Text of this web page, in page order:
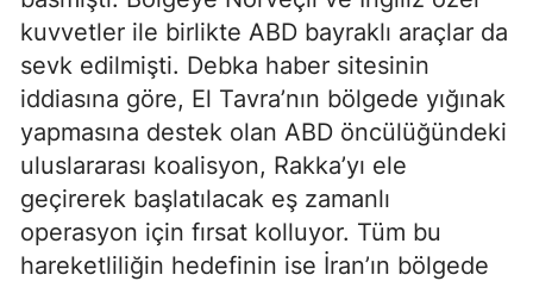
kuvvetler ile birlikte ABD bayraklı araçlar da
sevk edilmişti. Debka haber sitesinin
iddiasına göre, El Tavra’nın bölgede yığınak
yapmasına destek olan ABD öncülüğündeki
uluslararası koalisyon, Rakka’yı ele
geçirerek başlatılacak eş zamanlı
operasyon için fırsat kolluyor. Tüm bu
hareketliliğin hedefinin ise İran’ın bölgede